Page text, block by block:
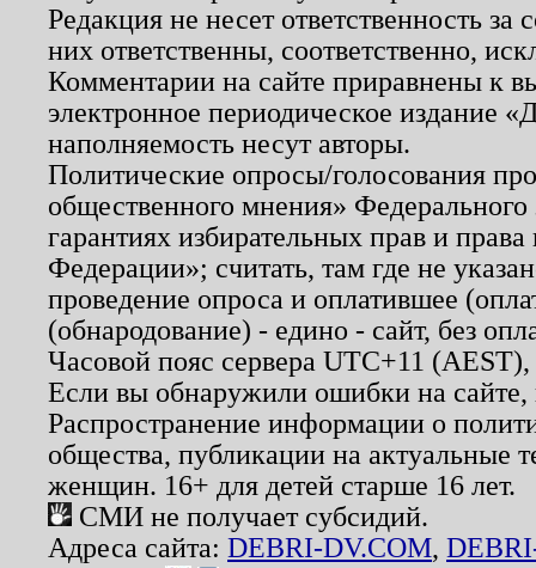
Редакция не несет ответственность
них ответственны, соответственно,
Комментарии на сайте приравнены к
электронное периодическое издание
наполняемость несут авторы.
Политические опросы/голосования
общественного мнения»
гарантиях избирательных прав и
Федерации»; считать, там где не
проведение опроса и оплатившее
(обнародование) - едино - сайт, без
Часовой пояс сервера UTC+11
Если вы обнаружили ошибки на
Распространение информации о
общества, публикации на актуальные
женщин. 16+ для детей старше 16 лет.
СМИ не получает субсидий.
Адреса сайта: DEBRI-DV.COM,